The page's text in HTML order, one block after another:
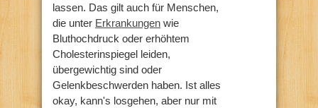
lassen. Das gilt auch für Menschen,
die unter Erkrankungen wie
Bluthochdruck oder erhöhtem
Cholesterinspiegel leiden,
übergewichtig sind oder
Gelenkbeschwerden haben. Ist alles
okay, kann's losgehen, aber nur mit